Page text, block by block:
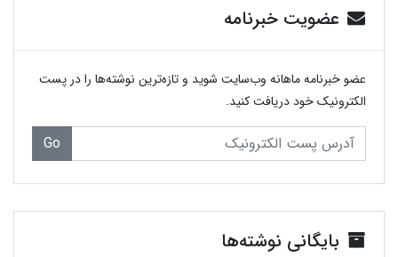
عضویت خبرنامه
عضو خبرنامه ماهانه وب‌سایت شوید و تازه‌ترین نوشته‌ها را در پست
الکترونیک خود دریافت کنید.
Go
بایگانی نوشته‌ها